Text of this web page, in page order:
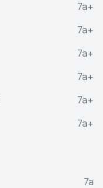
7a+
7a+
7a+
7a+
7a+
7a+
7a